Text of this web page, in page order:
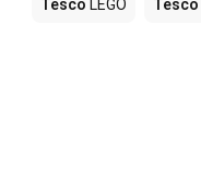
Tesco LEGO Tesco